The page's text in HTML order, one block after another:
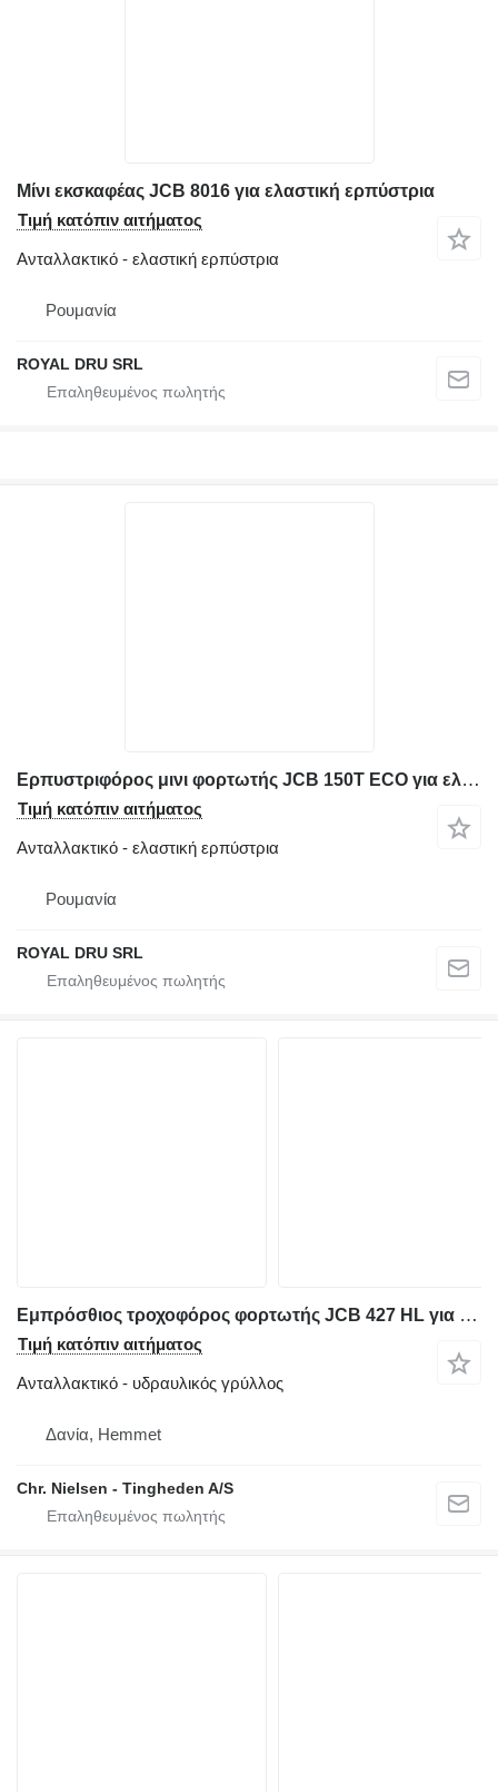
Μίνι εκσκαφέας JCB 8016 για ελαστική ερπύστρια
Τιμή κατόπιν αιτήματος
Ανταλλακτικό - ελαστική ερπύστρια
Ρουμανία
ROYAL DRU SRL
Ερπυστριφόρος μινι φορτωτής JCB 150T ECO για ελαστική ερπύστρια 320 x 86 x 43
Τιμή κατόπιν αιτήματος
Ανταλλακτικό - ελαστική ερπύστρια
Ρουμανία
ROYAL DRU SRL
Εμπρόσθιος τροχοφόρος φορτωτής JCB 427 HL για υδραυλικός γρύλλος
Τιμή κατόπιν αιτήματος
Ανταλλακτικό - υδραυλικός γρύλλος
Δανία, Hemmet
Chr. Nielsen - Tingheden A/S